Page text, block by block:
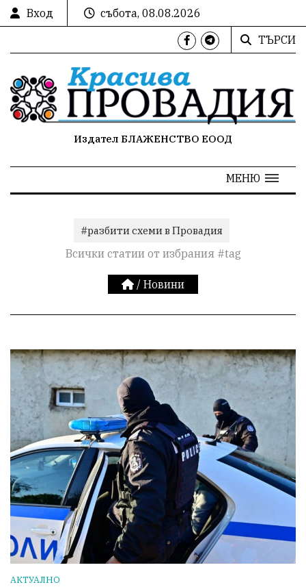
Вход
събота, 08.08.2026
ТЪРСИ
Издател БЛАЖЕНСТВО ЕООД
МЕНЮ
#разбити схеми в Провадия
Всички статии от избрания #tag
/ Новини
АКТУАЛНО